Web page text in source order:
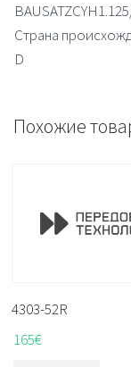
Страна
D
Похожие
4303-52R
165€